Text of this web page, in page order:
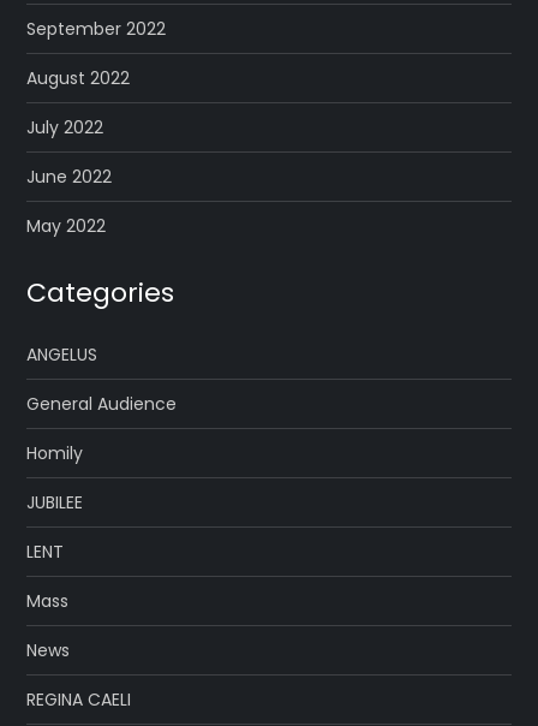
September 2022
August 2022
July 2022
June 2022
May 2022
Categories
ANGELUS
General Audience
Homily
JUBILEE
LENT
Mass
News
REGINA CAELI